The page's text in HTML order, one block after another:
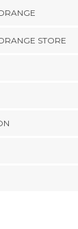
STORE